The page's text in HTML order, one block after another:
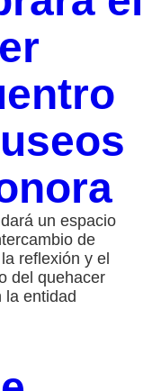
un espacio
de
reflexión y el
del quehacer
la entidad